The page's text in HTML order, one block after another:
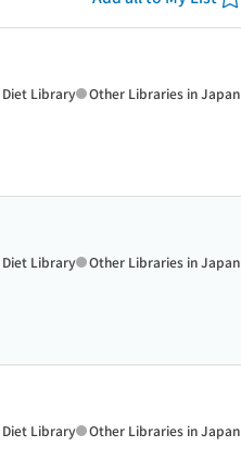
Library Other Libraries in Japan
Library Other Libraries in Japan
Library Other Libraries in Japan